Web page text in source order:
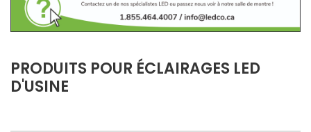
PRODUITS POUR ÉCLAIRAGES LED
D'USINE